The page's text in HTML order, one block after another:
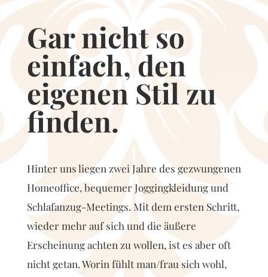
Gar nicht so
einfach, den
eigenen Stil zu
finden.
Hinter uns liegen zwei Jahre des gezwungenen
Homeoffice, bequemer Joggingkleidung und
Schlafanzug-Meetings. Mit dem ersten Schritt,
wieder mehr auf sich und die äußere
Erscheinung achten zu wollen, ist es aber oft
nicht getan. Worin fühlt man/frau sich wohl,